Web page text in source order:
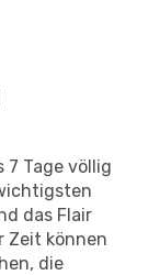
7 Tage völlig
das Flair
Zeit können
die